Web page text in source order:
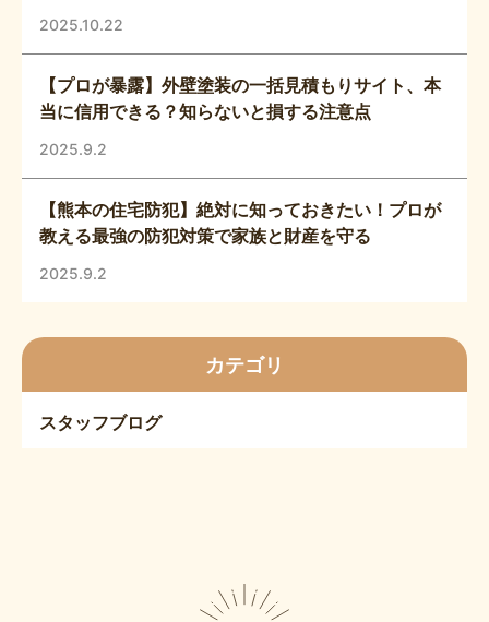
2025.10.22
【プロが暴露】外壁塗装の一括見積もりサイト、本
当に信用できる？知らないと損する注意点
2025.9.2
【熊本の住宅防犯】絶対に知っておきたい！プロが
教える最強の防犯対策で家族と財産を守る
2025.9.2
カテゴリ
スタッフブログ